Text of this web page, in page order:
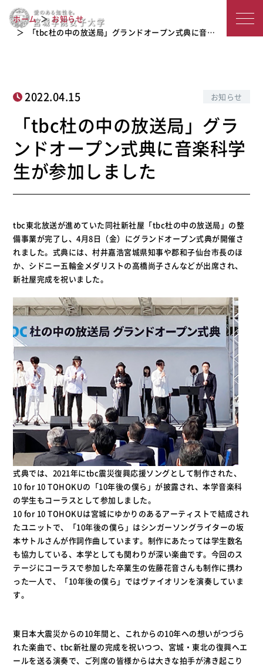
城
子
大
学
「tbc杜の中の放送局」グランドオー
プン式典に音楽科学生が参加しました
ホーム
お知らせ
「tbc杜の中の放送局」グランドオープン式典に音…
2022.04.15 お知らせ
「tbc杜の中の放送局」グラ
ンドオープン式典に音楽科学
生が参加しました
tbc東北放送が進めていた同社新社屋「tbc杜の中の放送局」の整
備事業が完了し、4月8日（金）にグランドオープン式典が開催さ
れました。式典には、村井嘉浩宮城県知事や郡和子仙台市長のほ
か、シドニー五輪金メダリストの高橋尚子さんなどが出席され、
新社屋完成を祝いました。
式典では、2021年にtbc震災復興応援ソングとして制作された、
10 for 10 TOHOKUの「10年後の僕ら」が披露され、本学音楽科
の学生もコーラスとして参加しました。
10 for 10 TOHOKUは宮城にゆかりのあるアーティストで結成され
たユニットで、「10年後の僕ら」はシンガーソングライターの坂
本サトルさんが作詞作曲しています。制作にあたっては学生数名
も協力している、本学としても関わりが深い楽曲です。今回のス
テージにコーラスで参加した卒業生の佐藤花音さんも制作に携わ
った一人で、「10年後の僕ら」ではヴァイオリンを演奏していま
す。
東日本大震災からの10年間と、これからの10年への想いがつづら
れた楽曲で、tbc新社屋の完成を祝いつつ、宮城・東北の復興へエ
ールを送る演奏で、ご列席の皆様からは大きな拍手が沸き起こり